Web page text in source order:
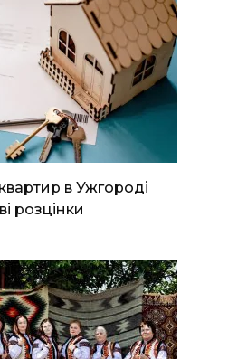
в Ужгороді
розцінки